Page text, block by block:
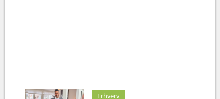
Erhverv